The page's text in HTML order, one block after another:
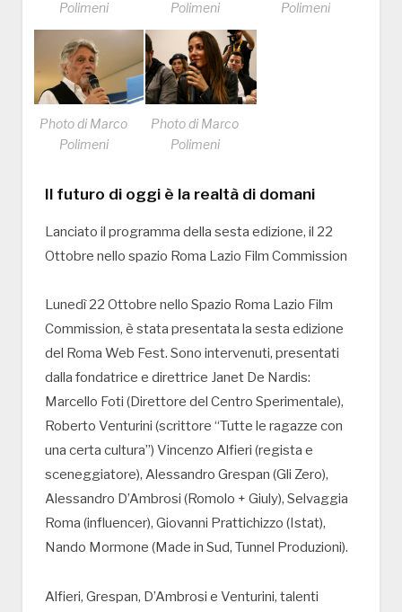
Polimeni
Polimeni
Polimeni
Photo di Marco
Polimeni
Photo di Marco
Polimeni
Il futuro di oggi è la realtà di domani
Lanciato il programma della sesta edizione, il 22
Ottobre nello spazio Roma Lazio Film Commission
Lunedì 22 Ottobre nello Spazio Roma Lazio Film
Commission, è stata presentata la sesta edizione
del Roma Web Fest. Sono intervenuti, presentati
dalla fondatrice e direttrice Janet De Nardis:
Marcello Foti (Direttore del Centro Sperimentale),
Roberto Venturini (scrittore “Tutte le ragazze con
una certa cultura”) Vincenzo Alfieri (regista e
sceneggiatore), Alessandro Grespan (Gli Zero),
Alessandro D’Ambrosi (Romolo + Giuly), Selvaggia
Roma (influencer), Giovanni Prattichizzo (Istat),
Nando Mormone (Made in Sud, Tunnel Produzioni).
Alfieri, Grespan, D’Ambrosi e Venturini, talenti